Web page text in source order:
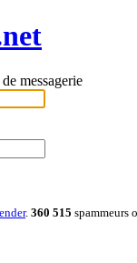
messagerie
. 360 515 spammeurs